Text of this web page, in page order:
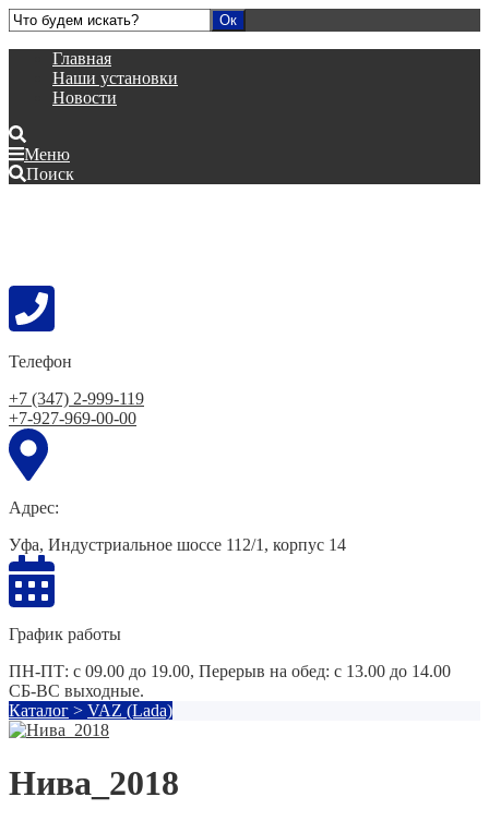
Главная
Наши установки
Новости
Меню
Поиск
Телефон
+7 (347) 2-999-119
+7-927-969-00-00
Адрес:
Уфа, Индустриальное шоссе 112/1, корпус 14
График работы
ПН-ПТ: с 09.00 до 19.00, Перерыв на обед: с 13.00 до 14.00
СБ-ВС выходные.
Каталог > VAZ (Lada)
Нива_2018